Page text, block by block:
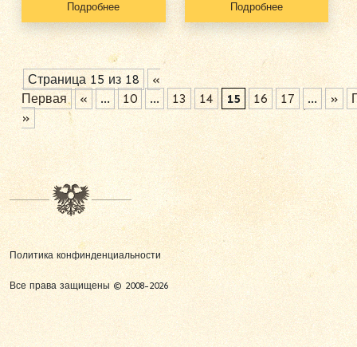
Подробнее Подробнее
Страница 15 из 18
«
Первая
« ... 10 ... 13 14 15 16 17 ... »
»
Политика конфинденциальности
Все права защищены © 2008-2026